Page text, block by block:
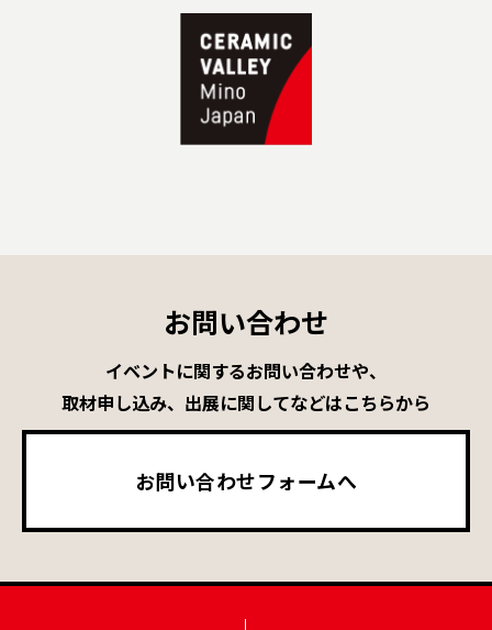
お問い合わせ
イベントに関するお問い合わせや、
取材申し込み、出展に関してなどはこちらから
お問い合わせフォームへ